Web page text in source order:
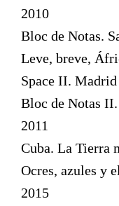
2010
Bloc de Notas.
Leve, breve,
Space II. Madrid
Bloc de Notas
2011
Cuba. La Tierra
Ocres, azules y
2015